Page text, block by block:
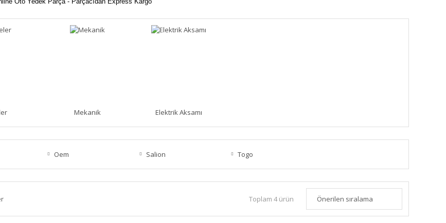
Mekanik Elektrik Aksamı
Oem Salion Togo
Toplam 4 ürün